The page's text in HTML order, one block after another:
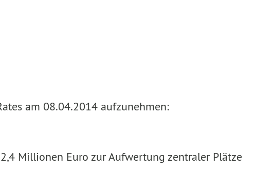
am 08.04.2014 aufzunehmen:
Millionen Euro zur Aufwertung zentraler Plätze